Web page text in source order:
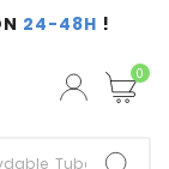
24-48H !
0